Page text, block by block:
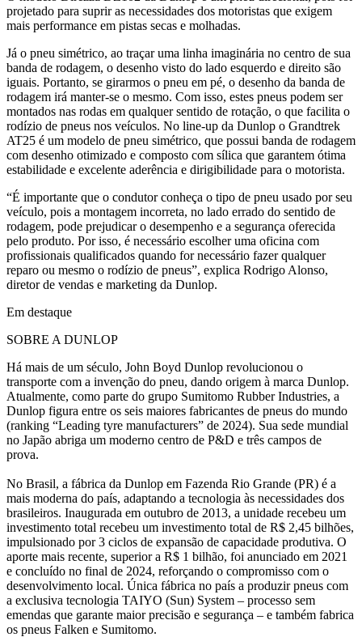
projetado para suprir as necessidades dos motoristas que exigem
mais performance em pistas secas e molhadas.
Já o pneu simétrico, ao traçar uma linha imaginária no centro de sua
banda de rodagem, o desenho visto do lado esquerdo e direito são
iguais. Portanto, se girarmos o pneu em pé, o desenho da banda de
rodagem irá manter-se o mesmo. Com isso, estes pneus podem ser
montados nas rodas em qualquer sentido de rotação, o que facilita o
rodízio de pneus nos veículos. No line-up da Dunlop o Grandtrek
AT25 é um modelo de pneu simétrico, que possui banda de rodagem
com desenho otimizado e composto com sílica que garantem ótima
estabilidade e excelente aderência e dirigibilidade para o motorista.
“É importante que o condutor conheça o tipo de pneu usado por seu
veículo, pois a montagem incorreta, no lado errado do sentido de
rodagem, pode prejudicar o desempenho e a segurança oferecida
pelo produto. Por isso, é necessário escolher uma oficina com
profissionais qualificados quando for necessário fazer qualquer
reparo ou mesmo o rodízio de pneus”, explica Rodrigo Alonso,
diretor de vendas e marketing da Dunlop.
Em destaque
SOBRE A DUNLOP
Há mais de um século, John Boyd Dunlop revolucionou o
transporte com a invenção do pneu, dando origem à marca Dunlop.
Atualmente, como parte do grupo Sumitomo Rubber Industries, a
Dunlop figura entre os seis maiores fabricantes de pneus do mundo
(ranking “Leading tyre manufacturers” de 2024). Sua sede mundial
no Japão abriga um moderno centro de P&D e três campos de
prova.
No Brasil, a fábrica da Dunlop em Fazenda Rio Grande (PR) é a
mais moderna do país, adaptando a tecnologia às necessidades dos
brasileiros. Inaugurada em outubro de 2013, a unidade recebeu um
investimento total recebeu um investimento total de R$ 2,45 bilhões,
impulsionado por 3 ciclos de expansão de capacidade produtiva. O
aporte mais recente, superior a R$ 1 bilhão, foi anunciado em 2021
e concluído no final de 2024, reforçando o compromisso com o
desenvolvimento local. Única fábrica no país a produzir pneus com
a exclusiva tecnologia TAIYO (Sun) System – processo sem
emendas que garante maior precisão e segurança – e também fabrica
os pneus Falken e Sumitomo.